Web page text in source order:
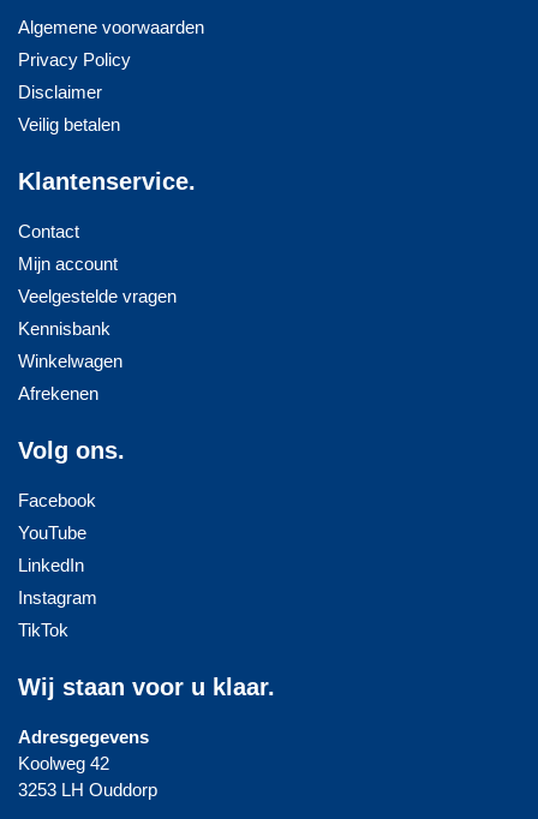
Algemene voorwaarden
Privacy Policy
Disclaimer
Veilig betalen
Klantenservice.
Contact
Mijn account
Veelgestelde vragen
Kennisbank
Winkelwagen
Afrekenen
Volg ons.
Facebook
YouTube
LinkedIn
Instagram
TikTok
Wij staan voor u klaar.
Adresgegevens
Koolweg 42
3253 LH Ouddorp